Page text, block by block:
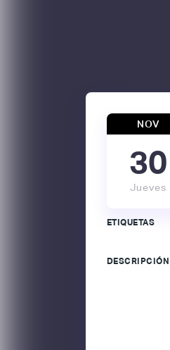
NOV
30
Jueves
ETIQUETAS
DESCRIPCIÓN